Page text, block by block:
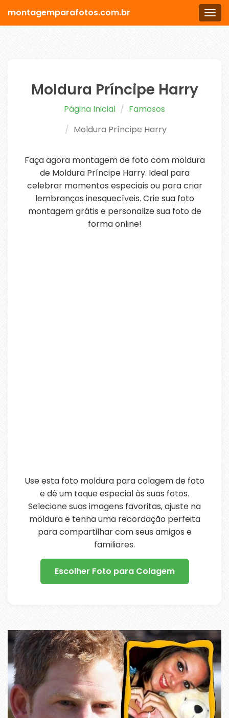
Menu
montagemparafotos.com.br
Moldura Príncipe Harry
Página Inicial
Famosos
Moldura Príncipe Harry
Faça agora montagem de foto com moldura
de Moldura Príncipe Harry. Ideal para
celebrar momentos especiais ou para criar
lembranças inesquecíveis. Crie sua foto
montagem grátis e personalize sua foto de
forma online!
Use esta foto moldura para colagem de foto
e dê um toque especial às suas fotos.
Selecione suas imagens favoritas, ajuste na
moldura e tenha uma recordação perfeita
para compartilhar com seus amigos e
familiares.
Escolher Foto para Colagem